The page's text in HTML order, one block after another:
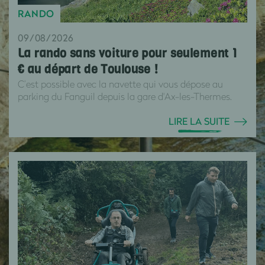
RANDO
09/08/2026
La rando sans voiture pour seulement 1
€ au départ de Toulouse !
C’est possible avec la navette qui vous dépose au
parking du Fanguil depuis la gare d'Ax-les-Thermes.
LIRE LA SUITE